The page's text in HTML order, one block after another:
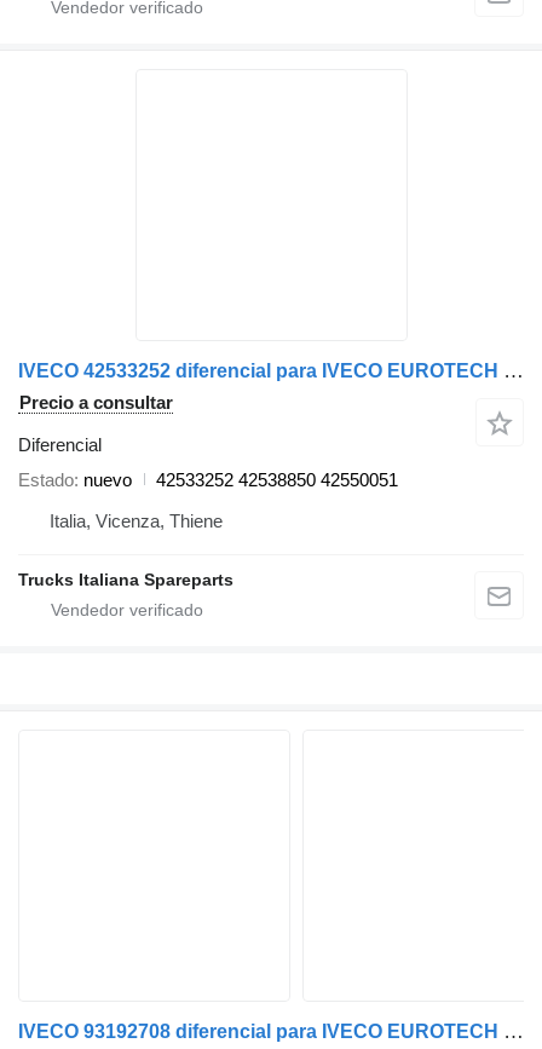
IVECO 42533252 diferencial para IVECO EUROTECH camión
Precio a consultar
Diferencial
Estado nuevo
42533252 42538850 42550051
Italia, Vicenza, Thiene
Trucks Italiana Spareparts
IVECO 93192708 diferencial para IVECO EUROTECH camión